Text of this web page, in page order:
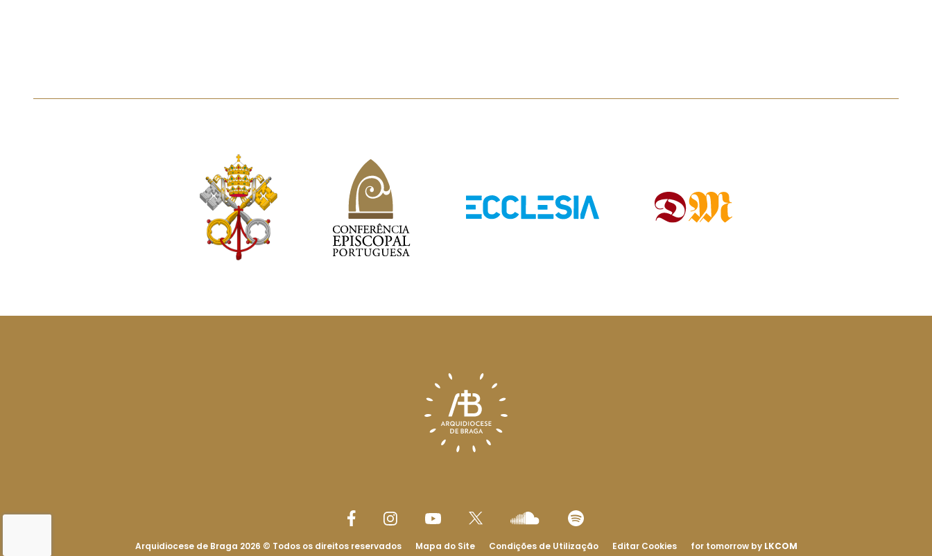
Arquidiocese de Braga 2026 © Todos os direitos reservados Mapa do Site Condições de Utilização Editar Cookies for tomorrow by LKCOM